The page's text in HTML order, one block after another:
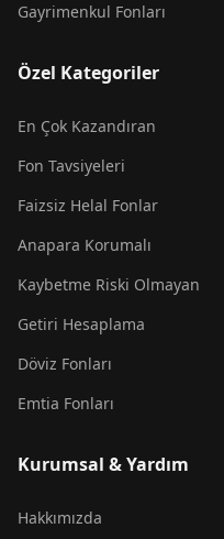
Gayrimenkul Fonları
Özel Kategoriler
En Çok Kazandıran
Fon Tavsiyeleri
Faizsiz Helal Fonlar
Anapara Korumalı
Kaybetme Riski Olmayan
Getiri Hesaplama
Döviz Fonları
Emtia Fonları
Kurumsal & Yardım
Hakkımızda